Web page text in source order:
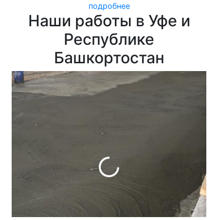
подробнее
Наши работы в Уфе и
Республике
Башкортостан